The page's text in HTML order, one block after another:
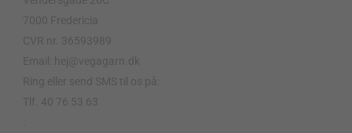
7000 Fredericia
CVR nr. 36593989
Email: hej@vegagarn.dk
Ring eller send SMS til os på:
Tlf. 40 76 53 63